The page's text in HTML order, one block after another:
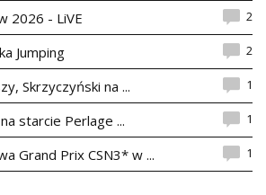
2026 - LiVE 2
Jumping 2
Skrzyczyński na ... 1
starcie Perlage ... 1
Grand Prix CSN3* w ... 1